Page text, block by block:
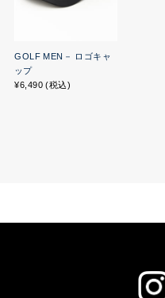
GOLF MEN－ ロゴキャ
ップ
¥6,490 (税込)